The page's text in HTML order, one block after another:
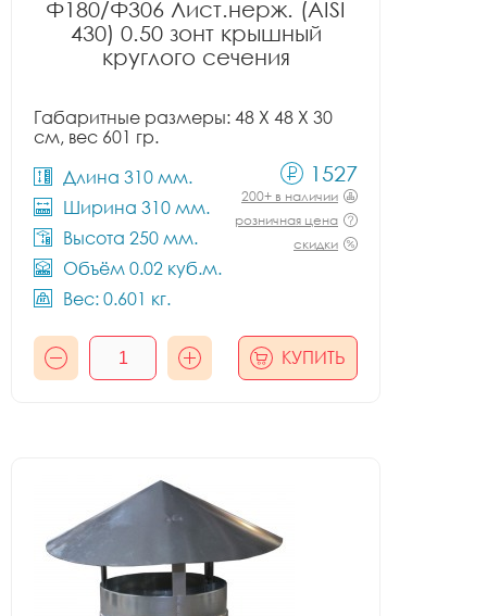
Ф180/Ф306 Лист.нерж. (AISI
430) 0.50 зонт крышный
круглого сечения
Габаритные размеры: 48 X 48 X 30
см, вес 601 гр.
Длина 310 мм.
Ширина 310 мм.
Высота 250 мм.
Объём 0.02 куб.м.
Вес: 0.601 кг.
1527
200+ в наличии
розничная цена
скидки
КУПИТЬ